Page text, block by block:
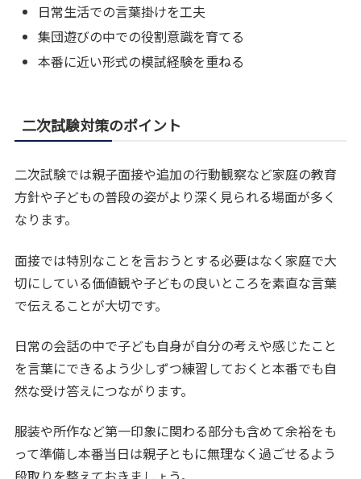
日常生活での言葉掛けを工夫
集団遊びの中での役割意識を育てる
本番に近い形式の模試経験を重ねる
二次試験対策のポイント
二次試験では親子面接や追加の行動観察など家庭の教育
方針や子どもの普段の姿がより深く見られる場面が多く
なります。
面接では特別なことを言おうとする必要はなく家庭で大
切にしている価値観や子どもの良いところを素直な言葉
で伝えることが大切です。
日常の会話の中で子ども自身が自分の考えや感じたこと
を言葉にできるよう少しずつ練習しておくと本番でも自
然な受け答えにつながります。
服装や所作など第一印象に関わる部分も含めて余裕をも
って準備し本番当日は親子ともに無理なく過ごせるよう